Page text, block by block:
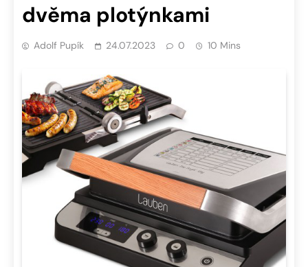
dvěma plotýnkami
Adolf Pupík 24.07.2023 0 10 Mins